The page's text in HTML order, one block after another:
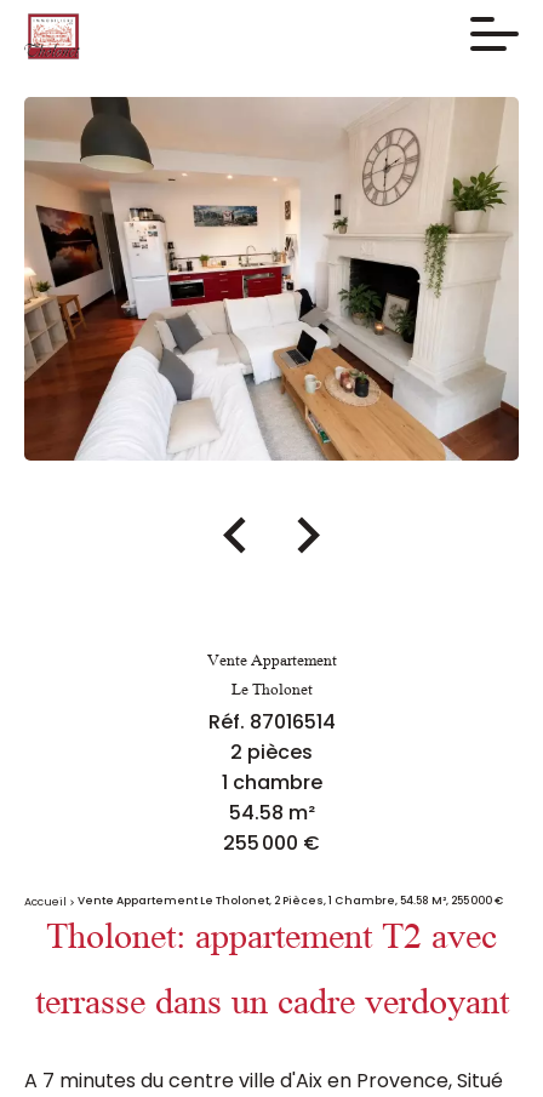
Vente Appartement
Le Tholonet
Réf. 87016514
2 pièces
1 chambre
54.58 m²
255 000 €
Accueil Vente Appartement Le Tholonet, 2 Pièces, 1 Chambre, 54.58 M², 255 000 €
Tholonet: appartement T2 avec
terrasse dans un cadre verdoyant
A 7 minutes du centre ville d'Aix en Provence, Situé